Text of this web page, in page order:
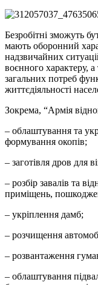
Безробiтнi зможуть
мають оборонний
надзвичайних
воєнного характеру,
загальних потреб
життєдiяльностi
Зокрема, “Армiя
– облаштування та
формування окопiв;
– заготiвля дров для
– розбiр завалiв та
примiщень,
– укрiплення дамб;
– розчищення
– розвантаження
– облаштування